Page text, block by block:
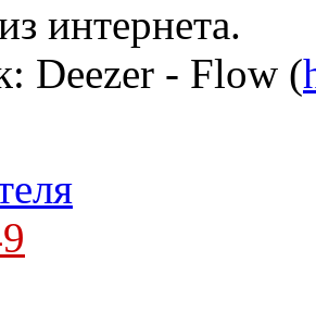
интернета.
Deezer - Flow (